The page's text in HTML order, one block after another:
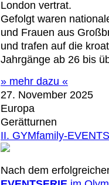
London vertrat.
Gefolgt waren
und Frauen aus
und trafen auf die
Jahrgänge ab 26 bis
» mehr dazu «
27. November 2025
Europa
Gerätturnen
II. GYMfamily-
Nach dem